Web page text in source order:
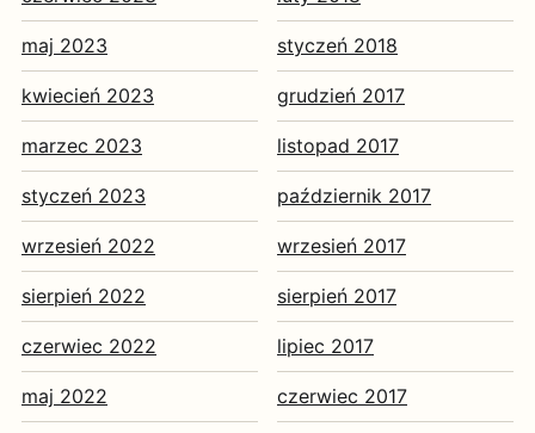
maj 2023
kwiecień 2023
marzec 2023
styczeń 2023
wrzesień 2022
sierpień 2022
czerwiec 2022
maj 2022
styczeń 2018
grudzień 2017
listopad 2017
październik 2017
wrzesień 2017
sierpień 2017
lipiec 2017
czerwiec 2017